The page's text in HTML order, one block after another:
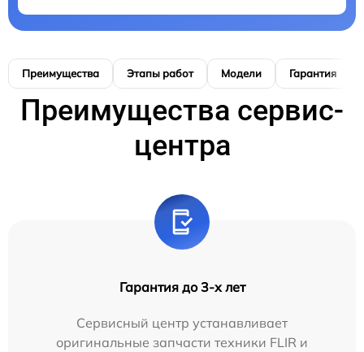
Преимущества Этапы работ Модели Гарантия
Преимущества сервис-
центра
Гарантия до 3-х лет
Сервисный центр устанавливает
оригинальные запчасти техники FLIR и